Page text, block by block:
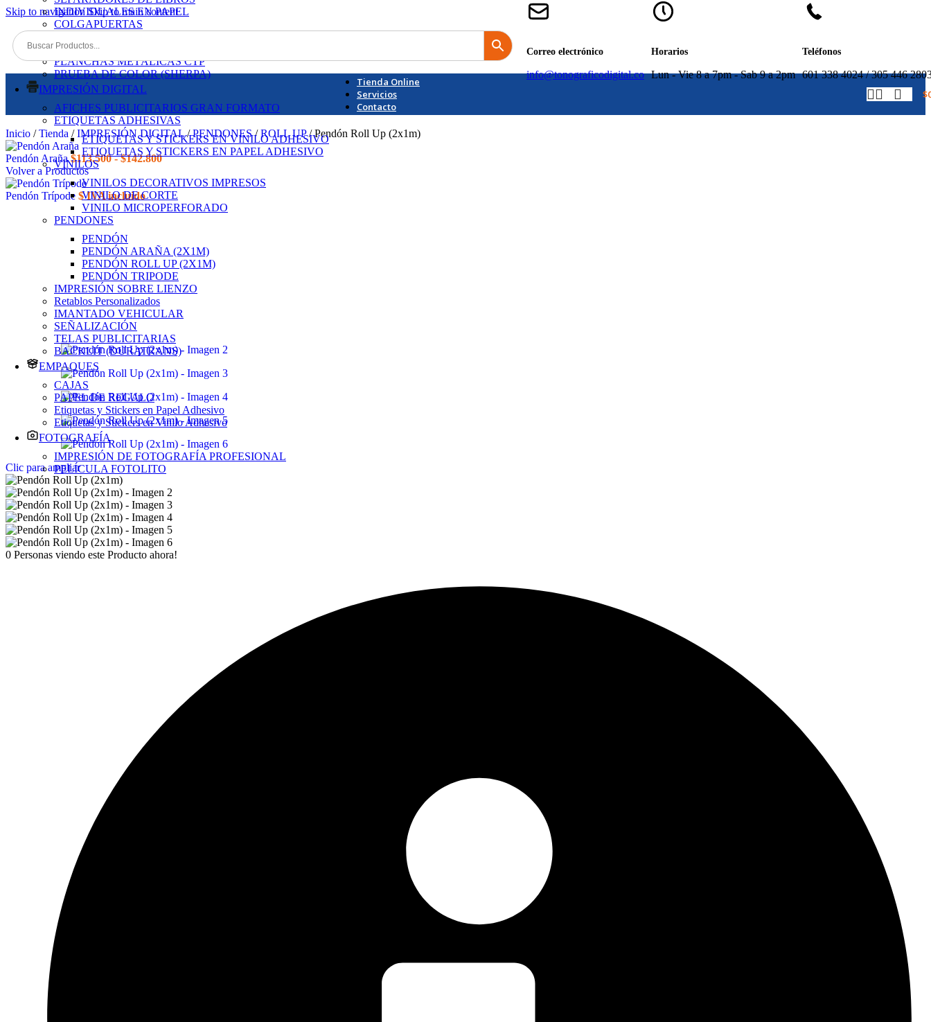
Skip to navigationSkip to main content
Correo electrónico
info@tonograficodigital.co
Horarios
Lun - Vie 8 a 7pm - Sab 9 a 2pm
Teléfonos
601 338 4024 / 305 446
INDIVIDUALES EN PAPEL
COLGAPUERTAS
POSAVASOS PERSONALIZADOS
PLANCHAS METÁLICAS CTP
PRUEBA DE COLOR (SHERPA)
IMPRESIÓN DIGITAL
AFICHES PUBLICITARIOS GRAN FORMATO
ETIQUETAS ADHESIVAS
ETIQUETAS Y STICKERS EN VINILO ADHESIVO
ETIQUETAS Y STICKERS EN PAPEL ADHESIVO
VINILOS
VINILOS DECORATIVOS IMPRESOS
VINILO DE CORTE
VINILO MICROPERFORADO
PENDONES
PENDÓN
PENDÓN ARAÑA (2X1M)
PENDÓN ROLL UP (2X1M)
PENDÓN TRIPODE
IMPRESIÓN SOBRE LIENZO
Retablos Personalizados
IMANTADO VEHICULAR
SEÑALIZACIÓN
TELAS PUBLICITARIAS
BACKLIT (DURATRANS)
EMPAQUES
CAJAS
PAPEL DE REGALO
Etiquetas y Stickers en Papel Adhesivo
Etiquetas y Stickers en Vinilo Adhesivo
FOTOGRAFÍA
IMPRESIÓN DE FOTOGRAFÍA PROFESIONAL
PELÍCULA FOTOLITO
Tienda Online
Servicios
Contacto
$
Inicio / Tienda / IMPRESIÓN DIGITAL/ PENDONES/ ROLL UP/ Pendón Roll Up (2x1m)
Pendón Araña$113.500 - $142.800
Volver a Productos
Pendón Trípode $ IVA incluido
Clic para ampliar
0 Personas viendo este Producto ahora!